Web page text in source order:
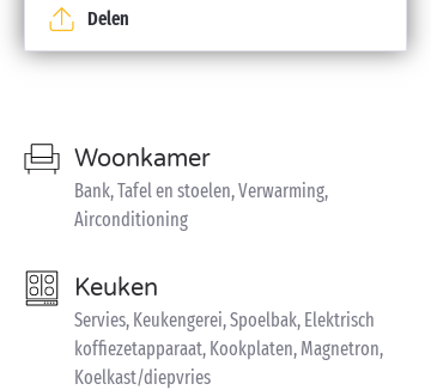
Delen
Woonkamer
Bank, Tafel en stoelen, Verwarming,
Airconditioning
Keuken
Servies, Keukengerei, Spoelbak, Elektrisch
koffiezetapparaat, Kookplaten, Magnetron,
Koelkast/diepvries